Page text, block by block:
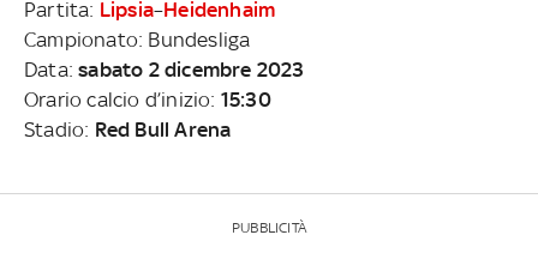
Partita: Lipsia–Heidenhaim
Campionato: Bundesliga
Data:sabato 2 dicembre 2023
Orario calcio d’inizio: 15:30
Stadio: Red Bull Arena
PUBBLICITÀ